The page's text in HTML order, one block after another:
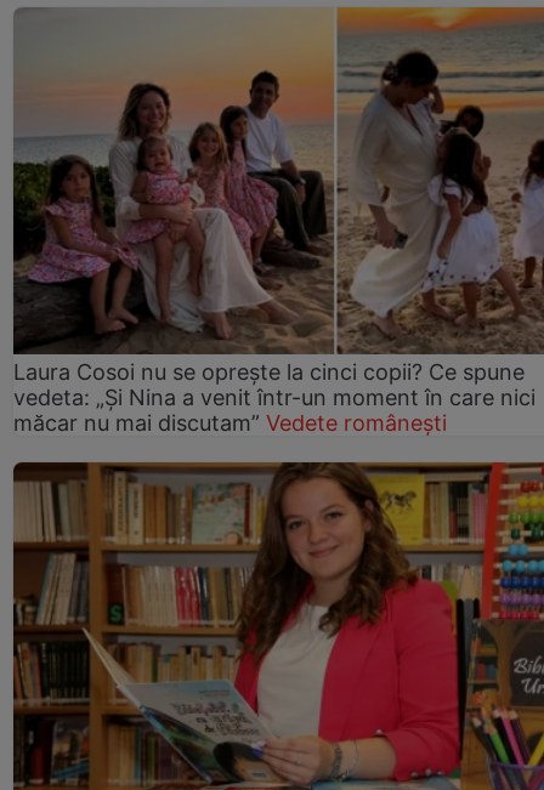
Laura Cosoi nu se oprește la cinci copii? Ce spune
vedeta: „Și Nina a venit într-un moment în care nici
măcar nu mai discutam” Vedete românești